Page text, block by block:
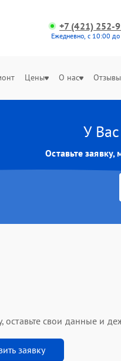
+7 (421) 252-
Ежедневно, с 10:00
Цены О нас Отзывы
У
Оставьте
оставьте свои данные и
заявку